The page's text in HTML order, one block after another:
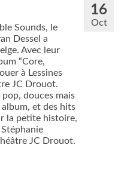
16
Oct
Sounds, le
Dessel a
Avec leur
“Core,
à Lessines
JC Drouot.
douces mais
et des hits
la petite histoire,
JC Drouot.